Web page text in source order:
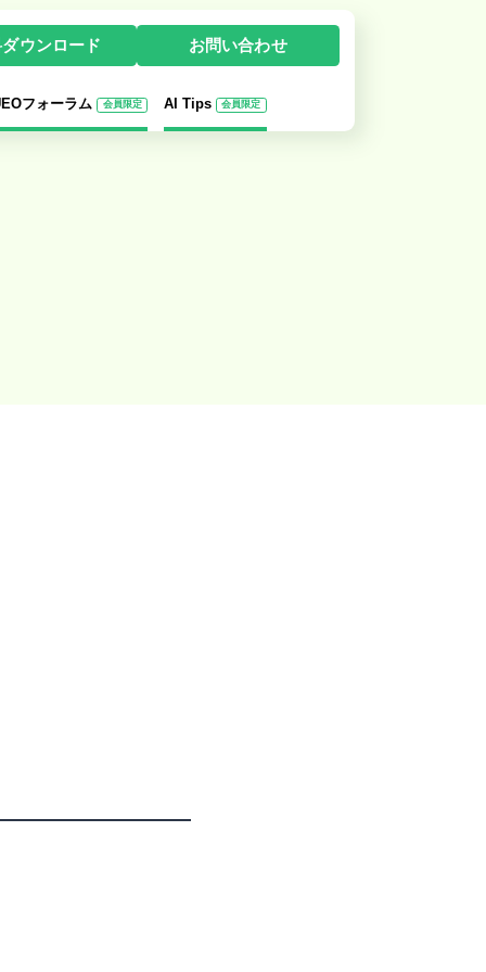
フォーラム 会員限定 AI Tips 会員限定
ウンロード お問い合わせ